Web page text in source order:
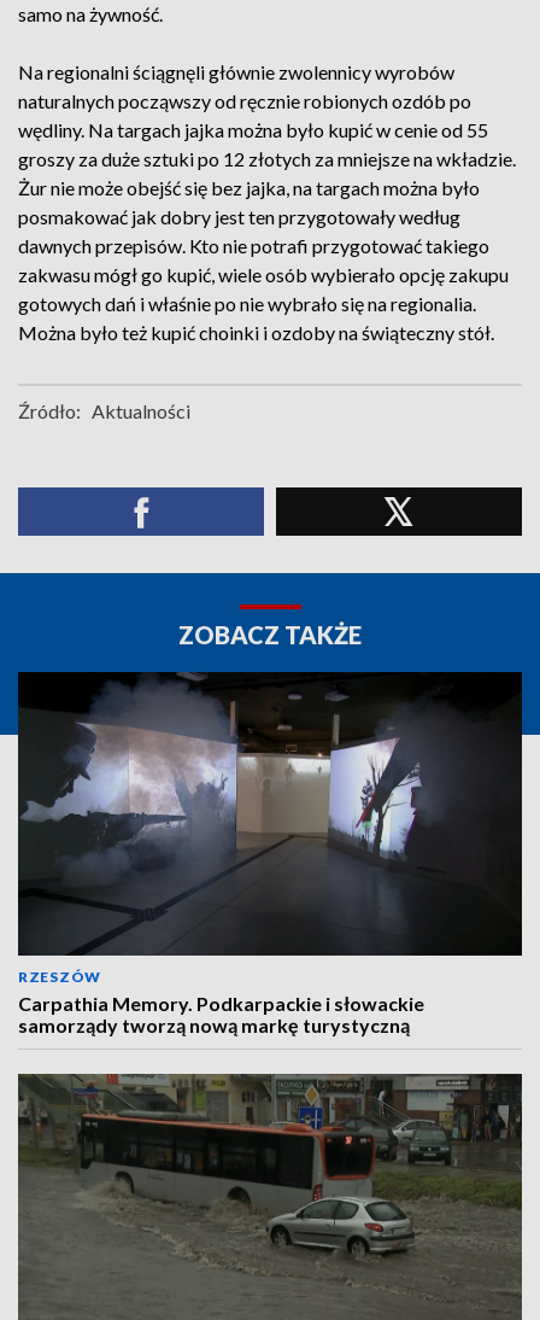
samo na żywność.
Na regionalni ściągnęli głównie zwolennicy wyrobów
naturalnych począwszy od ręcznie robionych ozdób po
wędliny. Na targach jajka można było kupić w cenie od 55
groszy za duże sztuki po 12 złotych za mniejsze na wkładzie.
Żur nie może obejść się bez jajka, na targach można było
posmakować jak dobry jest ten przygotowały według
dawnych przepisów. Kto nie potrafi przygotować takiego
zakwasu mógł go kupić, wiele osób wybierało opcję zakupu
gotowych dań i właśnie po nie wybrało się na regionalia.
Można było też kupić choinki i ozdoby na świąteczny stół.
Źródło: Aktualności
ZOBACZ TAKŻE
RZESZÓW
Carpathia Memory. Podkarpackie i słowackie
samorządy tworzą nową markę turystyczną